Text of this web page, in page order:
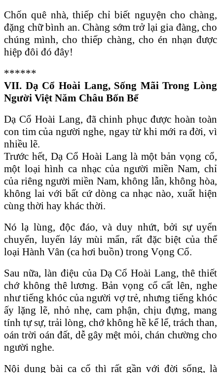
Chốn quê nhà, thiếp chỉ biết nguyện cho chàng,
đặng chữ bình an. Chàng sớm trở lại gia đàng, cho
chúng mình, cho thiếp chàng, cho én nhạn được
hiệp đôi đó đây!
******
VII. Dạ Cổ Hoài Lang, Sống Mãi Trong Lòng
Người Việt Năm Châu Bốn Bể
Dạ Cổ Hoài Lang, đã chinh phục được hoàn toàn
con tim của người nghe, ngay từ khi mới ra đời, vì
nhiều lẽ.
Trước hết, Dạ Cổ Hoài Lang là một bản vọng cổ,
một loại hình ca nhạc của người miền Nam, chỉ
của riêng người miền Nam, không lẫn, không hòa,
không lai với bất cứ dòng ca nhạc nào, xuất hiện
cùng thời hay khác thời.
Nó lạ lùng, độc đáo, và duy nhứt, bởi sự uyển
chuyển, luyến láy mùi mẩn, rất đặc biệt của thể
loại Hành Vân (ca hơi buồn) trong Vọng Cổ.
Sau nữa, làn điệu của Dạ Cổ Hoài Lang, thê thiết
chớ không thê lương. Bản vọng cổ cất lên, nghe
như tiếng khóc của người vợ trẻ, nhưng tiếng khóc
ấy lặng lẽ, nhỏ nhẹ, cam phận, chịu đựng, mang
tính tự sự, trải lòng, chớ không hề kể lể, trách than,
oán trời oán đất, dễ gây mệt mỏi, chán chường cho
người nghe.
Nội dung bài ca cổ thì rất gần với đời sống, là